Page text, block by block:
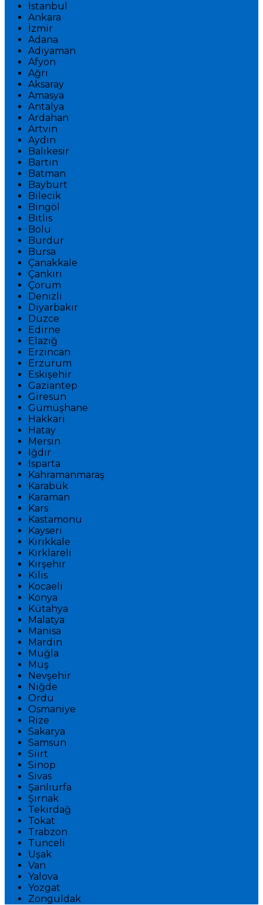
İstanbul
Ankara
İzmir
Adana
Adıyaman
Afyon
Ağrı
Aksaray
Amasya
Antalya
Ardahan
Artvin
Aydın
Balıkesir
Bartın
Batman
Bayburt
Bilecik
Bingöl
Bitlis
Bolu
Burdur
Bursa
Çanakkale
Çankırı
Çorum
Denizli
Diyarbakır
Düzce
Edirne
Elazığ
Erzincan
Erzurum
Eskişehir
Gaziantep
Giresun
Gümüşhane
Hakkari
Hatay
Mersin
Iğdır
Isparta
Kahramanmaraş
Karabük
Karaman
Kars
Kastamonu
Kayseri
Kırıkkale
Kırklareli
Kırşehir
Kilis
Kocaeli
Konya
Kütahya
Malatya
Manisa
Mardin
Muğla
Muş
Nevşehir
Niğde
Ordu
Osmaniye
Rize
Sakarya
Samsun
Siirt
Sinop
Sivas
Şanlıurfa
Şırnak
Tekirdağ
Tokat
Trabzon
Tunceli
Uşak
Van
Yalova
Yozgat
Zonguldak